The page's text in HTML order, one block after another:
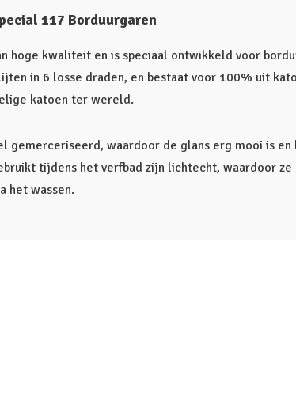
117 Borduurgaren
hoge kwaliteit en is speciaal ontwikkeld voor
in 6 losse draden, en bestaat voor 100% uit
katoen ter wereld.
gemerceriseerd, waardoor de glans erg mooi is
tijdens het verfbad zijn lichtecht, waardoor ze
het wassen.